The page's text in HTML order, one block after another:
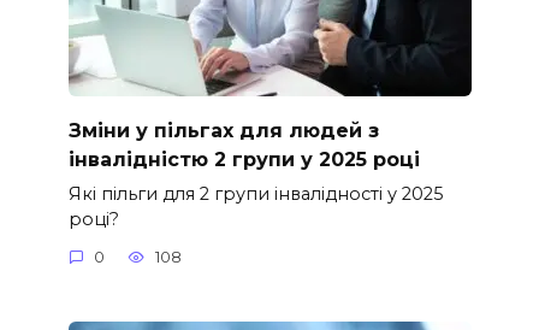
Зміни у пільгах для людей з
інвалідністю 2 групи у 2025 році
Які пільги для 2 групи інвалідності у 2025
році?
0 108